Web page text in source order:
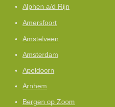
Alphen a/d Rijn
Amersfoort
Amstelveen
Amsterdam
Apeldoorn
Arnhem
Bergen op Zoom